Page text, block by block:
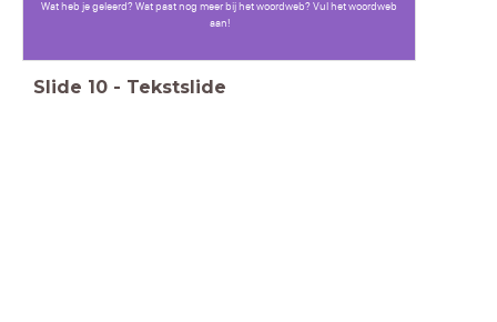
Wat heb je geleerd? Wat past nog meer bij het woordweb? Vul het woordweb
aan!
Slide 10 - Tekstslide